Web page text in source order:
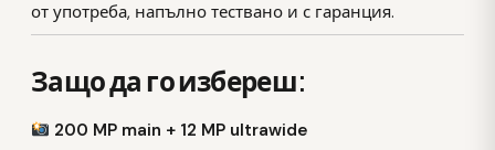
от употреба, напълно тествано и с гаранция.
Защо да го избереш:
200 MP main + 12 MP ultrawide